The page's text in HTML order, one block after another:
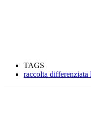
TAGS
raccolta differenziata